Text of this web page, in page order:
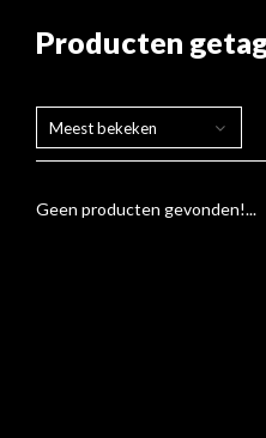
Producten
Meest bekeken
Geen producten gevonden!...